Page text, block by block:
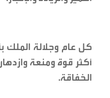
كل عام وجلالة الملك
أكثر قوة ومنعة
الخفاقة.